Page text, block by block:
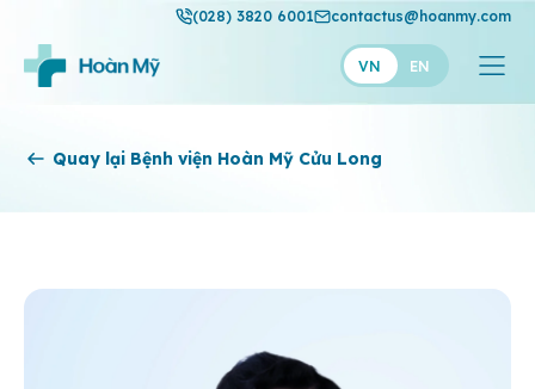
(028) 3820 6001 contactus@hoanmy.com
VN EN
Hoàn Mỹ
Thuận Mỹ
Quay lại Bệnh viện Hoàn Mỹ Cửu Long